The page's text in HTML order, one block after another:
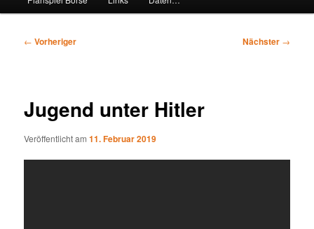
Beitragsnavigation
← Vorheriger Nächster →
Jugend unter Hitler
Veröffentlicht am11. Februar 2019